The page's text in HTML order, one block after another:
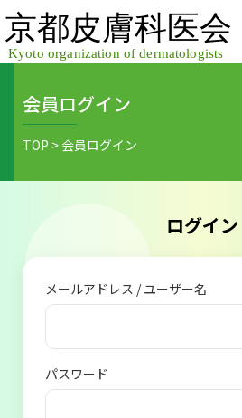
Skip
to
content
Home
医院検索
皮膚の日
皮膚の病気
医療関係者の皆様へ
会員様へごあいさつ
活動報告
ご入会方法
会員様へ
各種手続き
保険診療
会員ログイン
TOP > 会員ログイン
ログイン
メールアドレス / ユーザー名
パスワード